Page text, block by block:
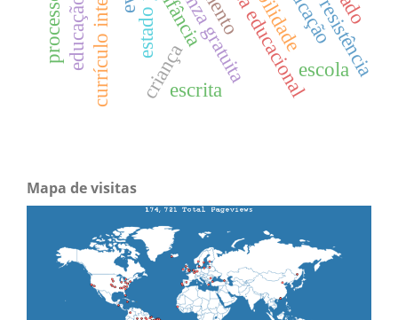
infância
criança escola
resistência
escrita
Mapa de visitas